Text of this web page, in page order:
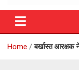
The Real
Home बर्खास्त आरक्षक